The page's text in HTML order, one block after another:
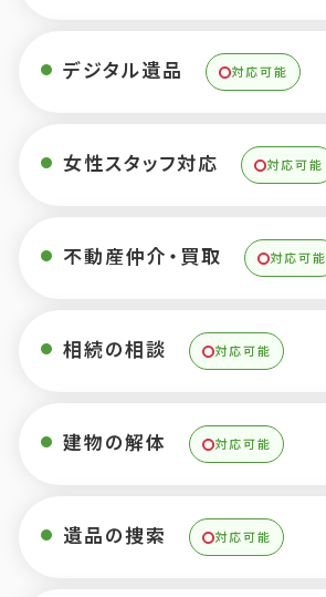
デジタル遺品 対応可能
女性スタッフ対応 対応可能
不動産仲介・買取 対応可能
相続の相談 対応可能
建物の解体 対応可能
遺品の捜索 対応可能